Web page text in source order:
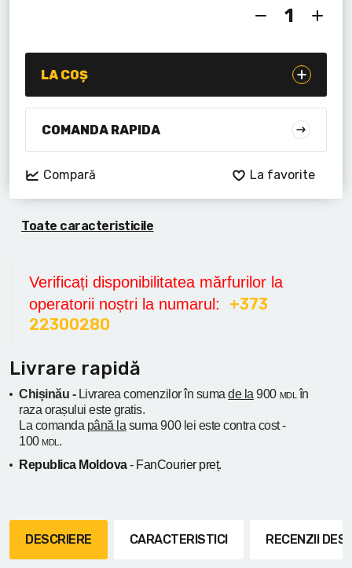
Acumulatoare si încărcătoare
Toate caracteristicile
Verificați disponibilitatea mărfurilor la
operatorii noștri la numarul: +373
22300280
Livrare rapidă
Chișinău - Livrarea comenzilor în sumade la 900 MDL în
raza orașului este gratis.
La comanda până la suma 900 lei este contra cost -
100 MDL .
Republica Moldova- FanCourier preț.
LA COȘ
COMANDA RAPIDA
Compară La favorite
DESCRIERE CARACTERISTICI RECENZII